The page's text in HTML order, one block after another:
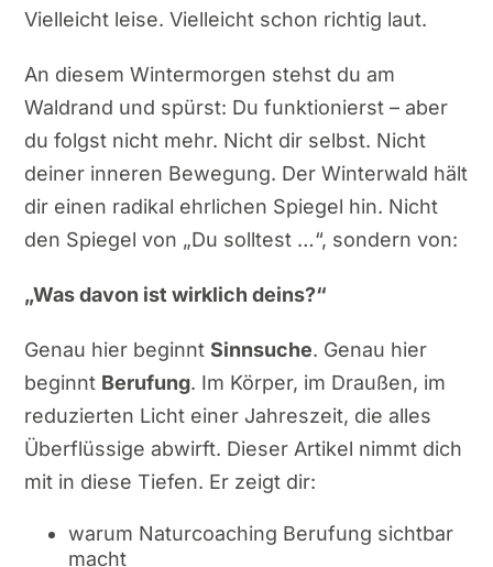
Vielleicht leise. Vielleicht schon richtig laut.
An diesem Wintermorgen stehst du am
Waldrand und spürst: Du funktionierst – aber
du folgst nicht mehr. Nicht dir selbst. Nicht
deiner inneren Bewegung. Der Winterwald hält
dir einen radikal ehrlichen Spiegel hin. Nicht
den Spiegel von „Du solltest …“, sondern von:
„Was davon ist wirklich deins?“
Genau hier beginntSinnsuche. Genau hier
beginnt Berufung. Im Körper, im Draußen, im
reduzierten Licht einer Jahreszeit, die alles
Überflüssige abwirft. Dieser Artikel nimmt dich
mit in diese Tiefen. Er zeigt dir:
warum Naturcoaching Berufung sichtbar
macht